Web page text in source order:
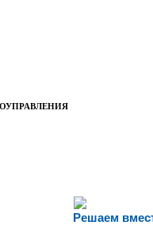
Решаем